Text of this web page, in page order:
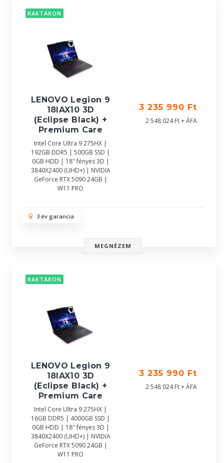
RAKTÁRON
LENOVO Legion 9
18IAX10 3D
(Eclipse Black) +
Premium Care
Intel Core Ultra 9 275HX |
192GB DDR5 | 500GB SSD |
0GB HDD | 18" fényes 3D |
3840X2400 (UHD+) | NVIDIA
GeForce RTX 5090 24GB |
W11 PRO
3 235 990 Ft
2 548 024 Ft + ÁFA
3 év garancia
MEGNÉZEM
RAKTÁRON
LENOVO Legion 9
18IAX10 3D
(Eclipse Black) +
Premium Care
Intel Core Ultra 9 275HX |
16GB DDR5 | 4000GB SSD |
0GB HDD | 18" fényes 3D |
3840X2400 (UHD+) | NVIDIA
GeForce RTX 5090 24GB |
W11 PRO
3 235 990 Ft
2 548 024 Ft + ÁFA